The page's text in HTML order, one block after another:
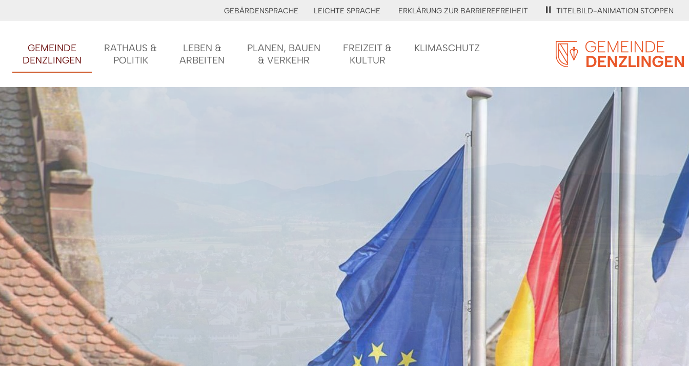
GEBÄRDENSPRACHE LEICHTE SPRACHE ERKLÄRUNG ZUR BARRIEREFREIHEIT TITELBILD-ANIMATION STOPPEN
GEMEINDE
DENZLINGEN
RATHAUS &
POLITIK
LEBEN &
ARBEITEN
PLANEN, BAUEN
& VERKEHR
FREIZEIT &
KULTUR
KLIMASCHUTZ